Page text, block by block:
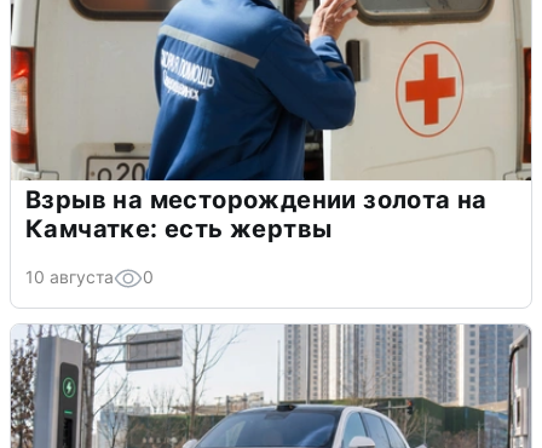
Взрыв на месторождении золота на
Камчатке: есть жертвы
10 августа 0